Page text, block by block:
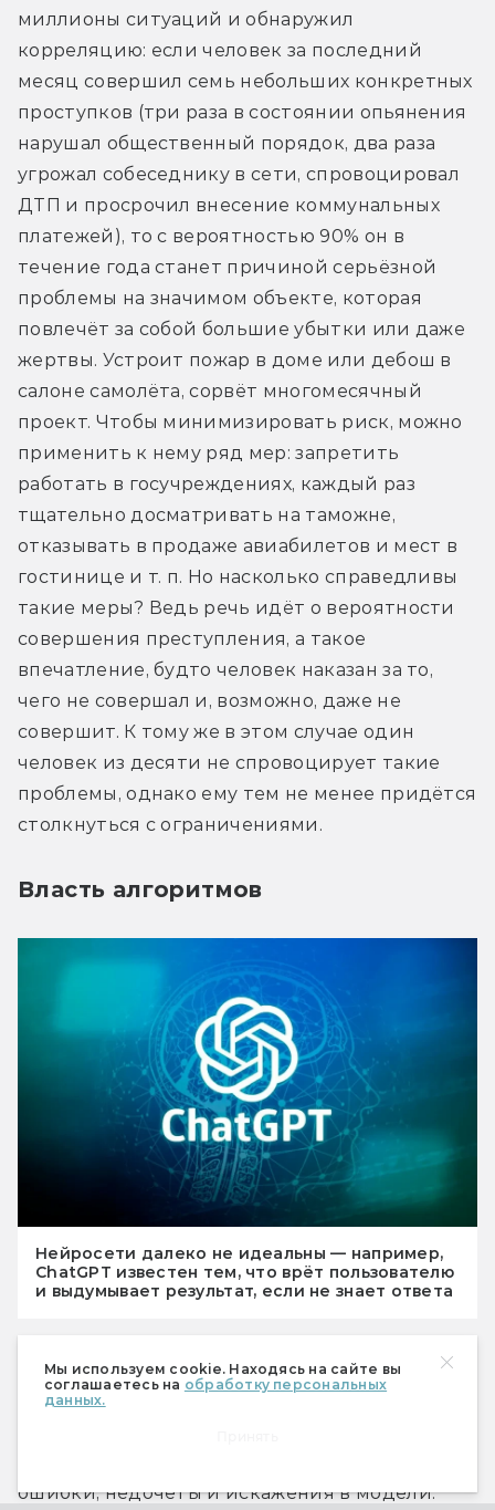
Мы используем cookie. Находясь на сайте вы
соглашаетесь на обработку персональных
данных.
миллионы ситуаций и обнаружил
корреляцию: если человек за последний
месяц совершил семь небольших конкретных
проступков (три раза в состоянии опьянения
нарушал общественный порядок, два раза
угрожал собеседнику в сети, спровоцировал
ДТП и просрочил внесение коммунальных
платежей), то с вероятностью 90% он в
течение года станет причиной серьёзной
проблемы на значимом объекте, которая
повлечёт за собой большие убытки или даже
жертвы. Устроит пожар в доме или дебош в
салоне самолёта, сорвёт многомесячный
проект. Чтобы минимизировать риск, можно
применить к нему ряд мер: запретить
работать в госучреждениях, каждый раз
тщательно досматривать на таможне,
отказывать в продаже авиабилетов и мест в
гостинице и т. п. Но насколько справедливы
такие меры? Ведь речь идёт о вероятности
совершения преступления, а такое
впечатление, будто человек наказан за то,
чего не совершал и, возможно, даже не
совершит. К тому же в этом случае один
человек из десяти не спровоцирует такие
проблемы, однако ему тем не менее придётся
столкнуться с ограничениями.
Власть алгоритмов
Нейросети далеко не идеальны — например,
ChatGPT известен тем, что врёт пользователю
и выдумывает результат, если не знает ответа
Алгоритм представляется послушным
цифровым рабом, который рутинно
ошибки, недочёты и искажения в модели.